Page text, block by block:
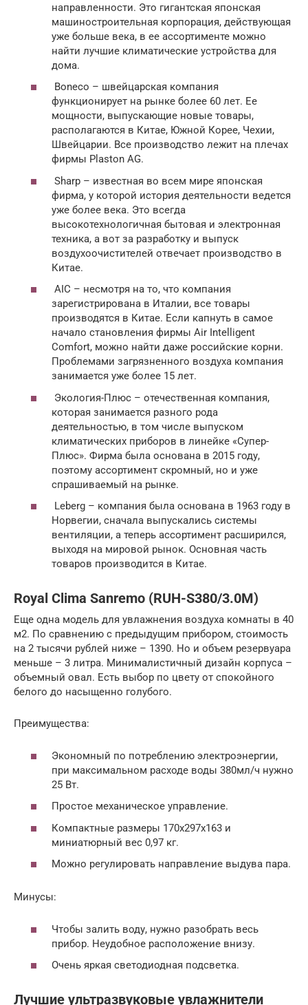
направленности. Это гигантская японская
машиностроительная корпорация, действующая
уже больше века, в ее ассортименте можно
найти лучшие климатические устройства для
дома.
Boneco – швейцарская компания
функционирует на рынке более 60 лет. Ее
мощности, выпускающие новые товары,
располагаются в Китае, Южной Корее, Чехии,
Швейцарии. Все производство лежит на плечах
фирмы Plaston AG.
Sharp – известная во всем мире японская
фирма, у которой история деятельности ведется
уже более века. Это всегда
высокотехнологичная бытовая и электронная
техника, а вот за разработку и выпуск
воздухоочистителей отвечает производство в
Китае.
AIC – несмотря на то, что компания
зарегистрирована в Италии, все товары
производятся в Китае. Если капнуть в самое
начало становления фирмы Air Intelligent
Comfort, можно найти даже российские корни.
Проблемами загрязненного воздуха компания
занимается уже более 15 лет.
Экология-Плюс – отечественная компания,
которая занимается разного рода
деятельностью, в том числе выпуском
климатических приборов в линейке «Супер-
Плюс». Фирма была основана в 2015 году,
поэтому ассортимент скромный, но и уже
спрашиваемый на рынке.
Leberg – компания была основана в 1963 году в
Норвегии, сначала выпускались системы
вентиляции, а теперь ассортимент расширился,
выходя на мировой рынок. Основная часть
товаров производится в Китае.
Royal Clima Sanremo (RUH-S380/3.0M)
Еще одна модель для увлажнения воздуха комнаты в 40
м2. По сравнению с предыдущим прибором, стоимость
на 2 тысячи рублей ниже – 1390. Но и объем резервуара
меньше – 3 литра. Минималистичный дизайн корпуса –
объемный овал. Есть выбор по цвету от спокойного
белого до насыщенно голубого.
Преимущества:
Экономный по потреблению электроэнергии,
при максимальном расходе воды 380мл/ч нужно
25 Вт.
Простое механическое управление.
Компактные размеры 170х297х163 и
миниатюрный вес 0,97 кг.
Можно регулировать направление выдува пара.
Минусы:
Чтобы залить воду, нужно разобрать весь
прибор. Неудобное расположение внизу.
Очень яркая светодиодная подсветка.
Лучшие ультразвуковые увлажнители